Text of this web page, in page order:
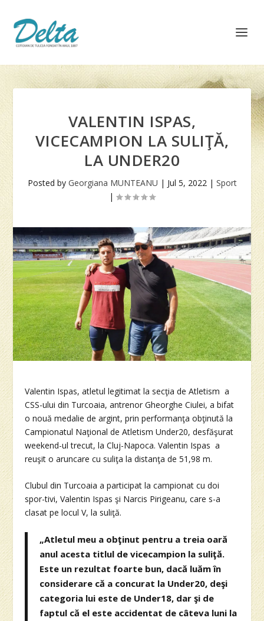
VALENTIN ISPAS,
VICECAMPION LA SULIŢĂ,
LA UNDER20
Posted by Georgiana MUNTEANU | Jul 5, 2022| Sport
|
Valentin Ispas, atletul legitimat la secţia de Atletism a
CSS-ului din Turcoaia, antrenor Gheorghe Ciulei, a bifat
o nouă medalie de argint, prin performanţa obţinută la
Campionatul Naţional de Atletism Under20, desfăşurat
weekend-ul trecut, la Cluj-Napoca. Valentin Ispas a
reuşit o aruncare cu suliţa la distanţa de 51,98 m.
Clubul din Turcoaia a participat la campionat cu doi
spor-tivi, Valentin Ispas şi Narcis Pirigeanu, care s-a
clasat pe locul V, la suliţă.
„Atletul meu a obţinut pentru a treia oară
anul acesta titlul de vicecampion la suliţă.
Este un rezultat foarte bun, dacă luăm în
considerare că a concurat la Under20, deşi
categoria lui este de Under18, dar şi de
faptul că el este accidentat de câteva luni la